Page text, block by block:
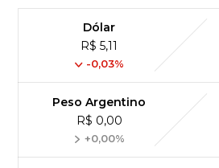
Dólar
R$ 5,11
-0,03%
Peso Argentino
R$ 0,00
+0,00%